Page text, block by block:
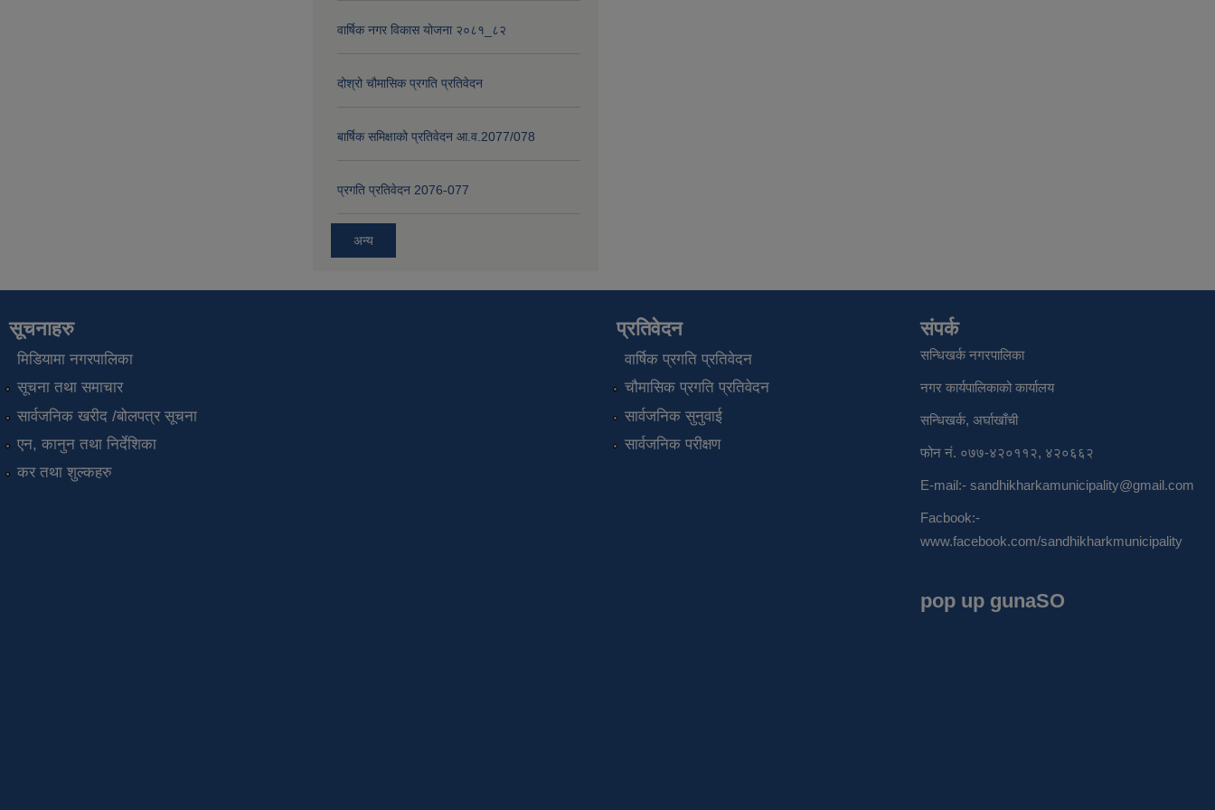
वार्षिक नगर विकास योजना २०८१_८२
दोश्रो चौमासिक प्रगति प्रतिवेदन
बार्षिक समिक्षाको प्रतिवेदन आ.व.2077/078
प्रगति प्रतिवेदन 2076-077
अन्य
सूचनाहरु
मिडियामा नगरपालिका
सूचना तथा समाचार
सार्वजनिक खरीद /बोलपत्र सूचना
एन, कानुन तथा निर्देशिका
कर तथा शुल्कहरु
प्रतिवेदन
वार्षिक प्रगति प्रतिवेदन
चौमासिक प्रगति प्रतिवेदन
सार्वजनिक सुनुवाई
सार्वजनिक परीक्षण
संपर्क
सन्धिखर्क नगरपालिका
नगर कार्यपालिकाको कार्यालय
सन्धिखर्क, अर्घाखाँची
फोन नं. ०७७-४२०११२, ४२०६६२
E-mail:- sandhikharkamunicipality@gmail.com
Facbook:-
www.facebook.com/sandhikharkmunicipality
pop up gunaSO